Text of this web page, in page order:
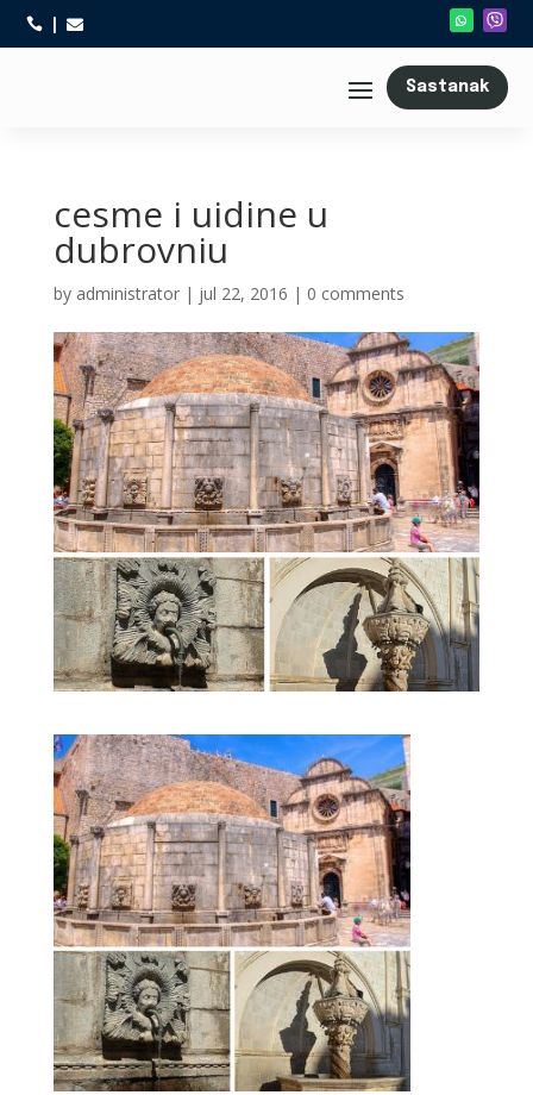
 
Sastanak
cesme i uidine u
dubrovniu
by administrator| jul 22, 2016 | 0 comments